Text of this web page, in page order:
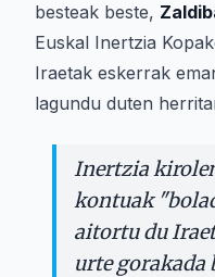
besteak beste,
Euskal Inertzia
Iraetak eskerrak
lagundu duten
Inertzia
kontuak
aitortu du
urte gorakada